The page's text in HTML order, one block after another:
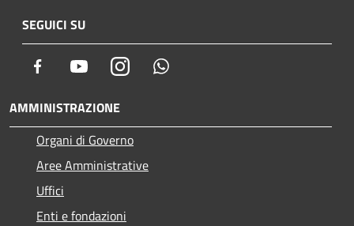
SEGUICI SU
Facebook YoutubeInstagram
AMMINISTRAZIONE
Organi di Governo
Aree Amministrative
Uffici
Enti e fondazioni